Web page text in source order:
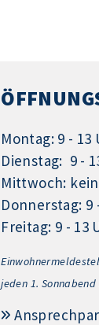
Montag: 9 - 13
Dienstag: 9 -
Mittwoch:
Donnerstag: 9
Freitag: 9 - 13
jeden 1.